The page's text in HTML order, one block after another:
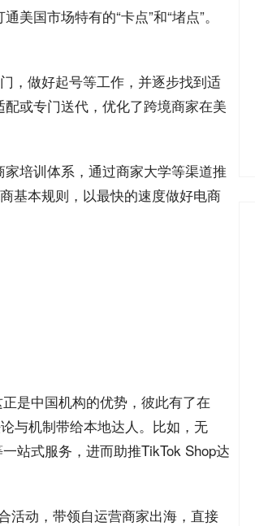
国市场特有的“卡点”和“堵点”。
，做好起号等工作，并逐步找到适
或专门送代，优化了跨境商家在美
培训体系，通过商家大学等渠道推
基本规则，以最快的速度做好电商
是中国机构的优势，彼此有了在
与机制带给本地达人。比如，无
站式服务，进而助推TikTok Shop达
活动，带领自运营商家出海，直接